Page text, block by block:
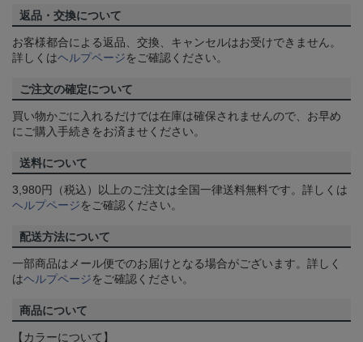
返品・交換について
お客様都合による返品、交換、キャンセルはお受けできません。
詳しくはヘルプページをご確認ください。
ご注文の確定について
買い物かごに入れるだけでは在庫は確保されませんので、お早め
にご購入手続きをお済ませください。
送料について
3,980円（税込）以上のご注文は全国一律送料無料です。詳しくは
ヘルプページをご確認ください。
配送方法について
一部商品はメール便でのお届けとなる場合がございます。詳しく
はヘルプページをご確認ください。
商品について
【カラーについて】